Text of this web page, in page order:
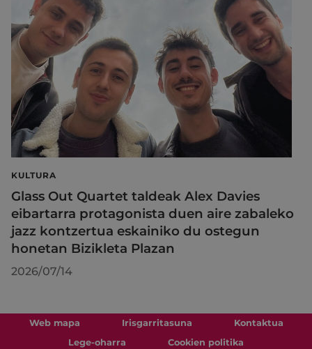
KULTURA
Glass Out Quartet taldeak Alex Davies
eibartarra protagonista duen aire zabaleko
jazz kontzertua eskainiko du ostegun
honetan Bizikleta Plazan
2026/07/14
Web mapa Irisgarritasuna
Kontaktua
Lege-oharra
Cookien politika